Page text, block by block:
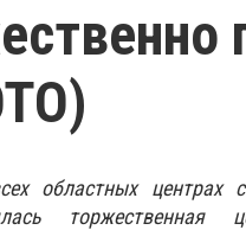
областных центрах
торжественная